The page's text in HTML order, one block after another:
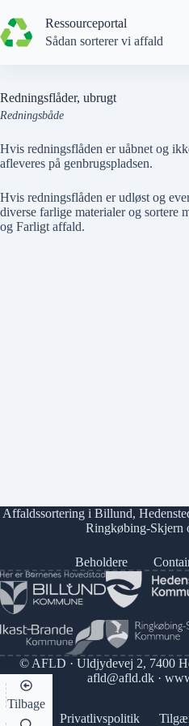
til
indhold
Ressourceportal
Sådan sorterer vi affald
Redningsflåder, ubrugt
Redningsbåde
Hvis redningsflåden er uåbnet og
afleveres på genbrugspladsen.
Hvis redningsflåden er udløst og
diverse farlige materialer og sortere
og Farligt affald.
Affaldssortering i Billund,
Ringkøbing-Skjern
Beholdere
© AFLD · Uldjydevej 2, 7400
afld@afld.dk·
Privatlivspolitik
Tilbage